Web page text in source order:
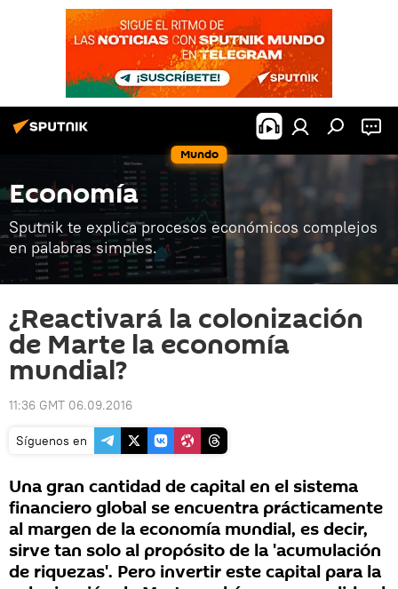
Mundo
Economía
Sputnik te explica procesos económicos complejos
en palabras simples.
¿Reactivará la colonización
de Marte la economía
mundial?
11:36 GMT 06.09.2016
Síguenos en
Una gran cantidad de capital en el sistema
financiero global se encuentra prácticamente
al margen de la economía mundial, es decir,
sirve tan solo al propósito de la 'acumulación
de riquezas'. Pero invertir este capital para la